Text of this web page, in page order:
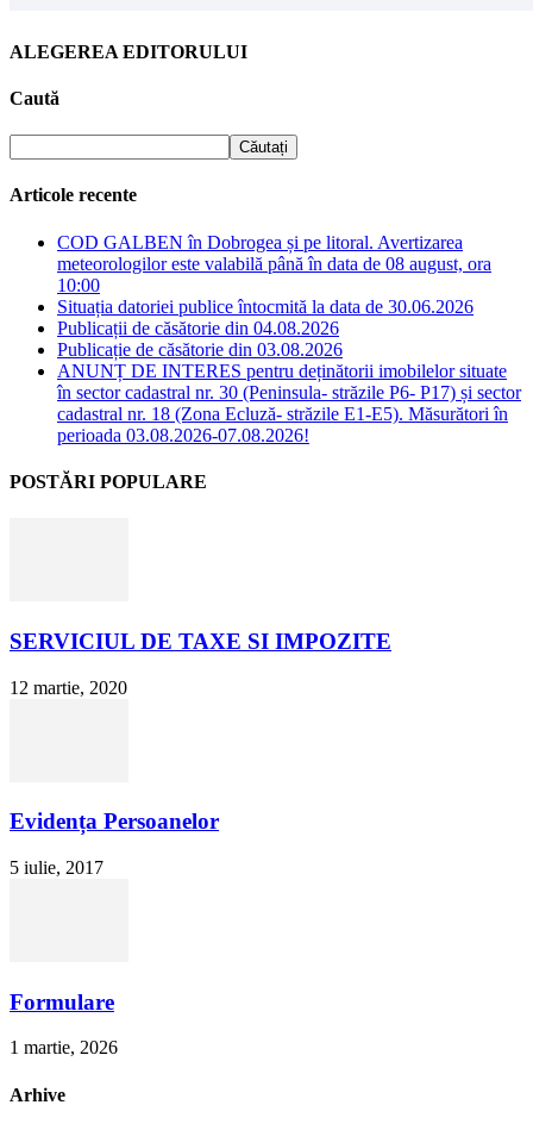
ALEGEREA EDITORULUI
Caută
Articole recente
COD GALBEN în Dobrogea și pe litoral. Avertizarea
meteorologilor este valabilă până în data de 08 august, ora
10:00
Situația datoriei publice întocmită la data de 30.06.2026
Publicații de căsătorie din 04.08.2026
Publicație de căsătorie din 03.08.2026
ANUNȚ DE INTERES pentru deținătorii imobilelor situate
în sector cadastral nr. 30 (Peninsula- străzile P6- P17) și sector
cadastral nr. 18 (Zona Ecluză- străzile E1-E5). Măsurători în
perioada 03.08.2026-07.08.2026!
POSTĂRI POPULARE
SERVICIUL DE TAXE SI IMPOZITE
12 martie, 2020
Evidența Persoanelor
5 iulie, 2017
Formulare
1 martie, 2026
Arhive